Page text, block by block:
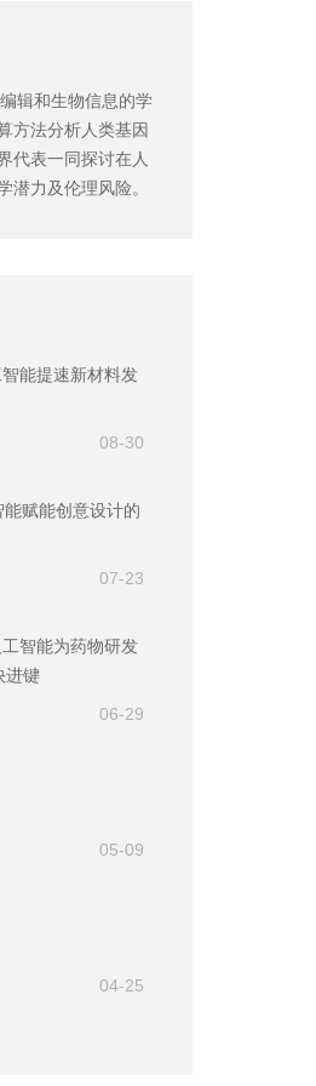
辑和生物信息的学
方法分析人类基因
代表一同探讨在人
潜力及伦理风险。
能提速新材料发
08-30
赋能创意设计的
07-23
智能为药物研发
进键
06-29
05-09
04-25